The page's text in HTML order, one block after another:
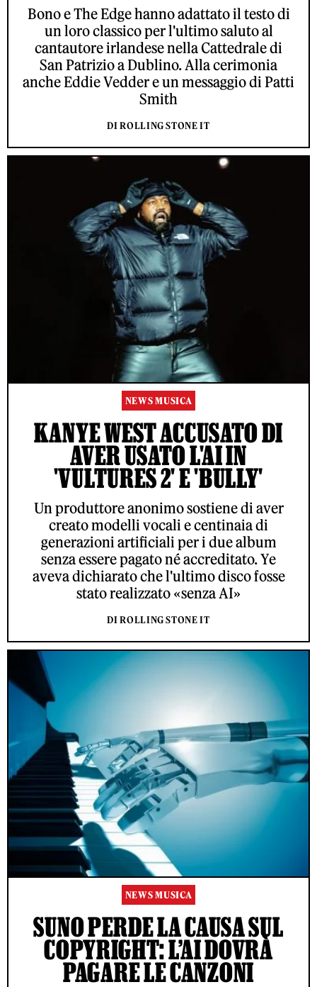
Bono e The Edge hanno adattato il testo di
un loro classico per l'ultimo saluto al
cantautore irlandese nella Cattedrale di
San Patrizio a Dublino. Alla cerimonia
anche Eddie Vedder e un messaggio di Patti
Smith
DI ROLLING STONE IT
NEWS MUSICA
KANYE WEST ACCUSATO DI
AVER USATO L'AI IN
'VULTURES 2' E 'BULLY'
Un produttore anonimo sostiene di aver
creato modelli vocali e centinaia di
generazioni artificiali per i due album
senza essere pagato né accreditato. Ye
aveva dichiarato che l'ultimo disco fosse
stato realizzato «senza AI»
DI ROLLING STONE IT
NEWS MUSICA
SUNO PERDE LA CAUSA SUL
COPYRIGHT: L’AI DOVRÀ
PAGARE LE CANZONI